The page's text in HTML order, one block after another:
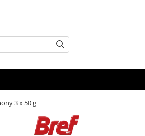
3 x 50 g